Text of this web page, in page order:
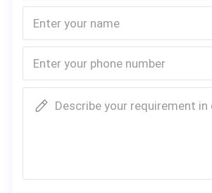
Gruppo Co., srl delle gru di Tavol
---- Il pioniere del mercato
macchina di sollevamento dalla Cina.
Ciò è un produttore di qualità e
tti di movimentazione dei materiali e un
Describe your requirement in